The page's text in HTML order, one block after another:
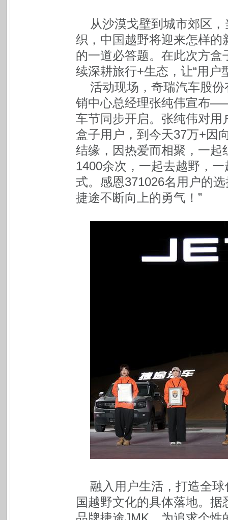
从沙漠戈壁到城市郊区
织，中国越野将迎来怎样
的一道必答题。在此次方
续深耕旅行+生态，让“用户
活动现场，奇瑞汽车股
销中心总经理张纯伟宣布
车节同步开启。张纯伟对用
盒子用户，到今天37万+因
结缘，因热爱而相聚，一
1400余次，一起去越野，
式。感恩371026名用户的
捷途不断向上的勇气！”
融入用户生活，打造全
国越野文化的具体落地。